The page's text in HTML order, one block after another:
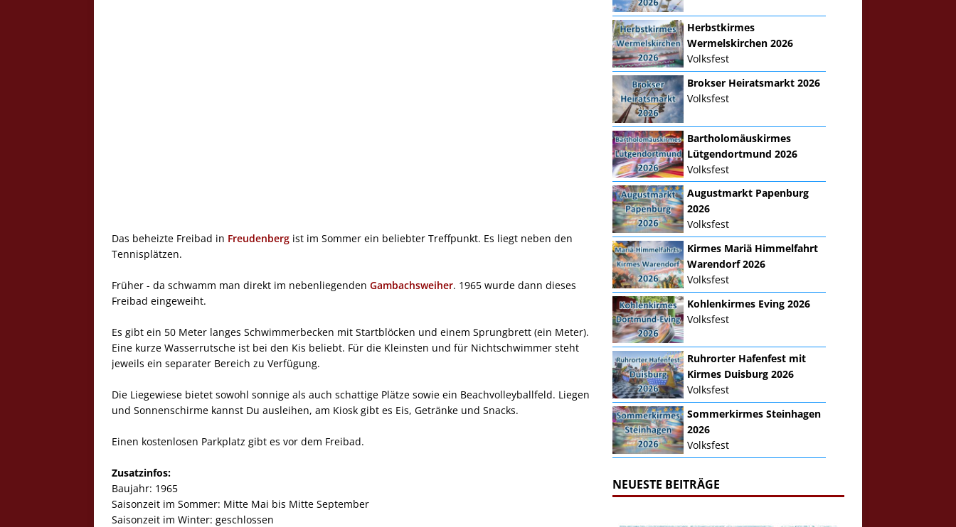
Das beheizte Freibad in Freudenberg ist im Sommer ein beliebter Treffpunkt. Es liegt neben den
Tennisplätzen.
Früher - da schwamm man direkt im nebenliegenden Gambachsweiher. 1965 wurde dann dieses
Freibad eingeweiht.
Es gibt ein 50 Meter langes Schwimmerbecken mit Startblöcken und einem Sprungbrett (ein Meter).
Eine kurze Wasserrutsche ist bei den Kis beliebt. Für die Kleinsten und für Nichtschwimmer steht
jeweils ein separater Bereich zu Verfügung.
Die Liegewiese bietet sowohl sonnige als auch schattige Plätze sowie ein Beachvolleyballfeld. Liegen
und Sonnenschirme kannst Du ausleihen, am Kiosk gibt es Eis, Getränke und Snacks.
Einen kostenlosen Parkplatz gibt es vor dem Freibad.
Zusatzinfos:
Baujahr: 1965
Saisonzeit im Sommer: Mitte Mai bis Mitte September
Saisonzeit im Winter: geschlossen
Herbstkirmes
Wermelskirchen 2026
Volksfest
Brokser Heiratsmarkt 2026
Volksfest
Bartholomäuskirmes
Lütgendortmund 2026
Volksfest
Augustmarkt Papenburg
2026
Volksfest
Kirmes Mariä Himmelfahrt
Warendorf 2026
Volksfest
Kohlenkirmes Eving 2026
Volksfest
Ruhrorter Hafenfest mit
Kirmes Duisburg 2026
Volksfest
Sommerkirmes Steinhagen
2026
Volksfest
NEUESTE BEITRÄGE